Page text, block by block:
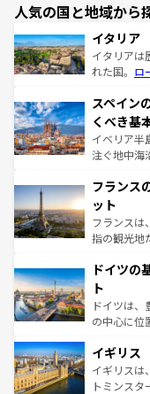
人気の国と地域から
イタリア
イタリアは
れた国。 ロ
ろん、トス
景など、自
ピザやパ
できる。朝
なお、新着
しい。
スペイン
くべき基
イベリア半
注ぐ地中海
文化が根付
れる闘牛、
る。首都マ
アートに溢
せる。地方
ンテンツ一
フランス
ット
フランスは
指の観光地
で、幅広い
聖堂、美し
から魅了す
れ、フラン
香り高いラ
らに、パ
も豊かな歴
ドイツの
ト
ドイツは
の中心に位
顔を持つこ
ルリンの文
してライン
イギリス
イギリスは
トミンスタ